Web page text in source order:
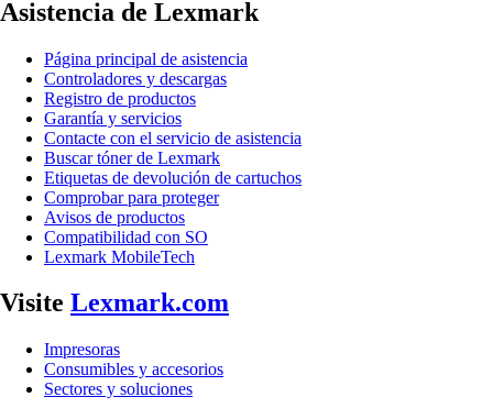
Asistencia de Lexmark
Página principal de asistencia
Controladores y descargas
Registro de productos
Garantía y servicios
Contacte con el servicio de asistencia
Buscar tóner de Lexmark
Etiquetas de devolución de cartuchos
Comprobar para proteger
Avisos de productos
Compatibilidad con SO
Lexmark MobileTech
Visite Lexmark.com
Impresoras
Consumibles y accesorios
Sectores y soluciones